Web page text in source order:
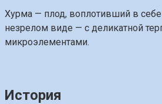
Хурма — плод, воплотивший в себе
незрелом виде — с деликатной
микроэлементами.
История